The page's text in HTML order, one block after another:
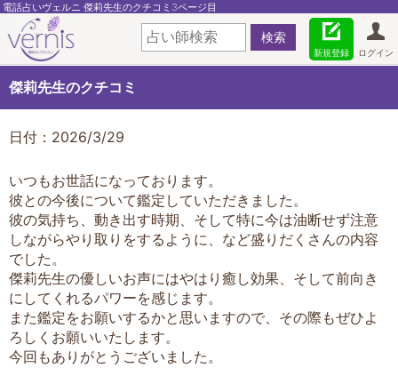
電話占いヴェルニ 傑莉先生のクチコミ3ページ目
ログイン
新規登録
傑莉先生のクチコミ
日付：2026/3/29
いつもお世話になっております。
彼との今後について鑑定していただきました。
彼の気持ち、動き出す時期、そして特に今は油断せず注意
しながらやり取りをするように、など盛りだくさんの内容
でした。
傑莉先生の優しいお声にはやはり癒し効果、そして前向き
にしてくれるパワーを感じます。
また鑑定をお願いするかと思いますので、その際もぜひよ
ろしくお願いいたします。
今回もありがとうございました。